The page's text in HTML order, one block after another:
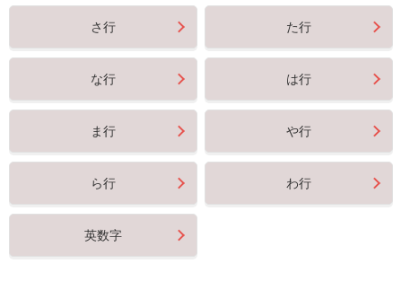
さ行 た行
な行 は行
ま行 や行
ら行 わ行
英数字